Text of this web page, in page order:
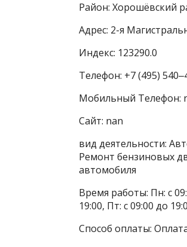
Район: Хорошёвский
Адрес: 2-я
Индекс: 123290.0
Телефон: +7 (495)
Мобильный Телефон:
Сайт: nan
вид деятельности:
Ремонт бензиновых
автомобиля
Время работы: Пн: с
19:00, Пт: с 09:00 до
Способ оплаты: